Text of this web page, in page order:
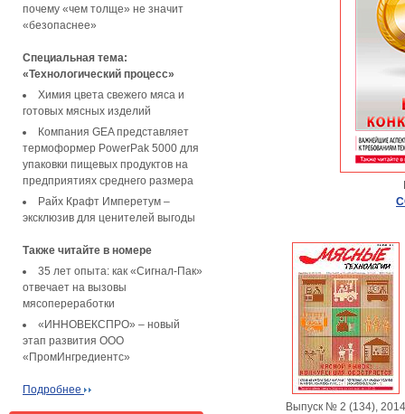
почему «чем толще» не значит
«безопаснее»
Специальная тема:
«Технологический процесс»
Химия цвета свежего мяса и
готовых мясных изделий
Компания GEA представляет
термоформер PowerPak 5000 для
упаковки пищевых продуктов на
предприятиях среднего размера
Райх Крафт Имперетум –
эксклюзив для ценителей выгоды
Также читайте в номере
35 лет опыта: как «Сигнал-Пак»
отвечает на вызовы
мясопереработки
«ИННОВЕКСПРО» – новый
этап развития ООО
«ПромИнгредиентс»
Подробнее
Выпуск № 2 (134), 2014